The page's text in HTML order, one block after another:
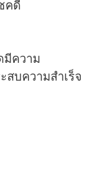
คดี
มีความ
สบความสำเร็จ